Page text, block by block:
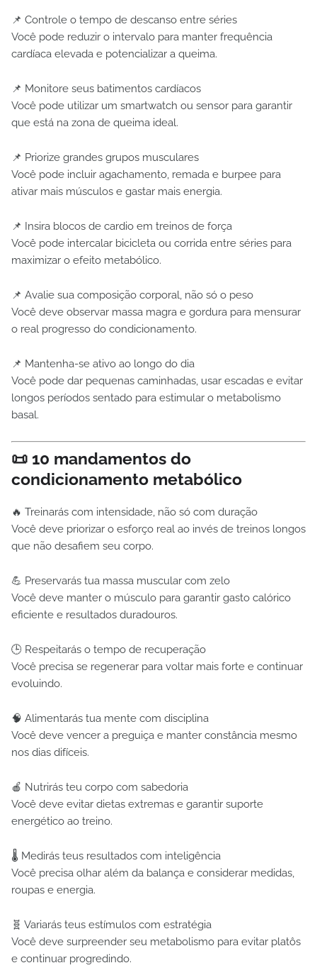
📌 Controle o tempo de descanso entre séries
Você pode reduzir o intervalo para manter frequência
cardíaca elevada e potencializar a queima.
📌 Monitore seus batimentos cardíacos
Você pode utilizar um smartwatch ou sensor para garantir
que está na zona de queima ideal.
📌 Priorize grandes grupos musculares
Você pode incluir agachamento, remada e burpee para
ativar mais músculos e gastar mais energia.
📌 Insira blocos de cardio em treinos de força
Você pode intercalar bicicleta ou corrida entre séries para
maximizar o efeito metabólico.
📌 Avalie sua composição corporal, não só o peso
Você deve observar massa magra e gordura para mensurar
o real progresso do condicionamento.
📌 Mantenha-se ativo ao longo do dia
Você pode dar pequenas caminhadas, usar escadas e evitar
longos períodos sentado para estimular o metabolismo
basal.
📜 10 mandamentos do
condicionamento metabólico
🔥 Treinarás com intensidade, não só com duração
Você deve priorizar o esforço real ao invés de treinos longos
que não desafiem seu corpo.
💪 Preservarás tua massa muscular com zelo
Você deve manter o músculo para garantir gasto calórico
eficiente e resultados duradouros.
🕒 Respeitarás o tempo de recuperação
Você precisa se regenerar para voltar mais forte e continuar
evoluindo.
🧠 Alimentarás tua mente com disciplina
Você deve vencer a preguiça e manter constância mesmo
nos dias difíceis.
🍎 Nutrirás teu corpo com sabedoria
Você deve evitar dietas extremas e garantir suporte
energético ao treino.
🌡 Medirás teus resultados com inteligência
Você precisa olhar além da balança e considerar medidas,
roupas e energia.
🧬 Variarás teus estímulos com estratégia
Você deve surpreender seu metabolismo para evitar platôs
e continuar progredindo.